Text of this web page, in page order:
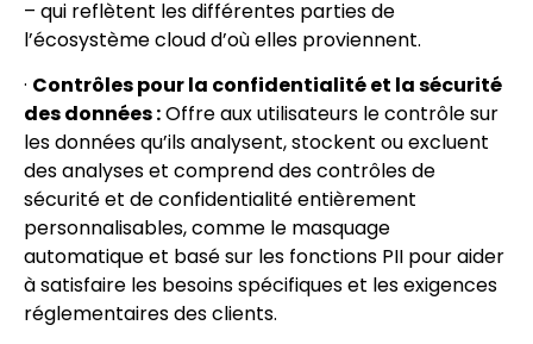
– qui reflètent les différentes parties de
l’écosystème cloud d’où elles proviennent.
· Contrôles pour la confidentialité et la sécurité
des données :Offre aux utilisateurs le contrôle sur
les données qu’ils analysent, stockent ou excluent
des analyses et comprend des contrôles de
sécurité et de confidentialité entièrement
personnalisables, comme le masquage
automatique et basé sur les fonctions PII pour aider
à satisfaire les besoins spécifiques et les exigences
réglementaires des clients.